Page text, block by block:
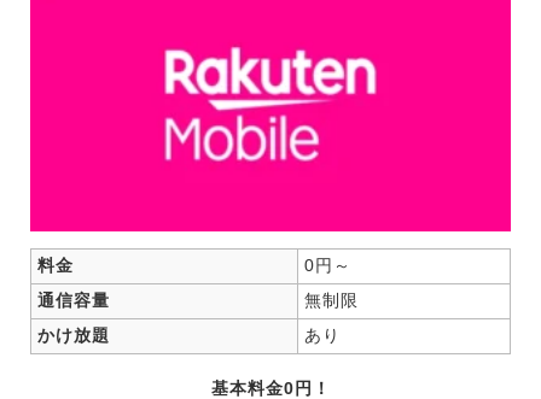
料金
0円～
通信容量
無制限
かけ放題
あり
基本料金0円！
UQモバイル